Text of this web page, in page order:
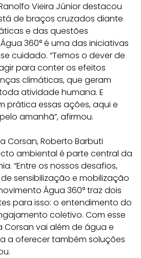
Vieira Júnior destacou
de braços cruzados diante
e das questões
360° é uma das iniciativas
cuidado. “Temos o dever de
para conter os efeitos
climáticas, que geram
atividade humana. E
prática essas ações, aqui e
amanhã”, afirmou.
Corsan, Roberto Barbuti
ambiental é parte central da
“Entre os nossos desafios,
sensibilização e mobilização
Água 360° traz dois
para isso: o entendimento do
coletivo. Com esse
vai além de água e
a oferecer também soluções